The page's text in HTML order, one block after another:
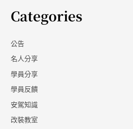
Categories
公告
名人分享
學員分享
學員反饋
安駕知識
改裝教室